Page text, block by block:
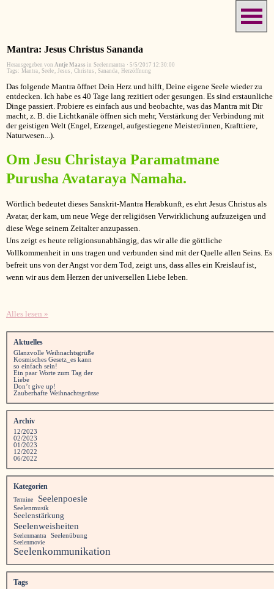
Mantra: Jesus Christus Sananda
Herausgegeben von Antje Maass in Seelenmantra · 5/5/2017 12:30:00
Tags: Mantra, Seele, Jesus , Christus , Sananda, Herzöffnung
Das folgende Mantra öffnet Dein Herz und hilft, Deine eigene Seele wieder zu
entdecken. Ich habe es 40 Tage lang rezitiert oder gesungen. Es sind erstaunliche
Dinge passiert. Probiere es einfach aus und beobachte, was das Mantra mit Dir
macht, z. B. die Lichtkanäle öffnen sich mehr, Verstärkung der Verbindung mit
der geistigen Welt (Engel, Erzengel, aufgestiegene Meister/innen, Krafttiere,
Naturwesen...).
Om Jesu Christaya Paramatmane
Purusha Avataraya Namaha.
Wörtlich bedeutet dieses Sanskrit-Mantra Herabkunft, es ehrt Jesus Christus als
Avatar, der kam, um neue Wege der religiösen Verwirklichung aufzuzeigen und
diese Wege seinem Zeitalter anzupassen.
Uns zeigt es heute religionsunabhängig, das wir alle die göttliche
Vollkommenheit in uns tragen und verbunden sind mit der Quelle allen Seins. Es
befreit uns von der Angst vor dem Tod, zeigt uns, dass alles ein Kreislauf ist,
wenn wir aus dem Herzen der universellen Liebe leben.
Alles lesen »
Aktuelles
Glanzvolle Weihnachtsgrüße
Kosmisches Gesetz_es kann
so einfach sein!
Ein paar Worte zum Tag der
Liebe
Don’t give up!
Zauberhafte Weihnachtsgrüsse
Archiv
12/2023
02/2023
01/2023
12/2022
06/2022
Kategorien
Termine Seelenpoesie
Seelenmusik
Seelenstärkung
Seelenweisheiten
Seelenmantra Seelenübung
Seelenmovie
Seelenkommunikation
Tags